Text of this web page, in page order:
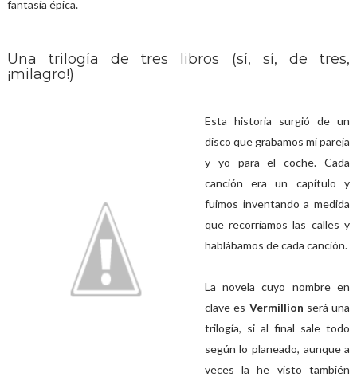
fantasía épica.
Una trilogía de tres libros (sí, sí, de tres,
¡milagro!)
Esta historia surgió de un
disco que grabamos mi pareja
y yo para el coche. Cada
canción era un capítulo y
fuimos inventando a medida
que recorríamos las calles y
hablábamos de cada canción.
La novela cuyo nombre en
clave es Vermillion será una
trilogía, si al final sale todo
según lo planeado, aunque a
veces la he visto también